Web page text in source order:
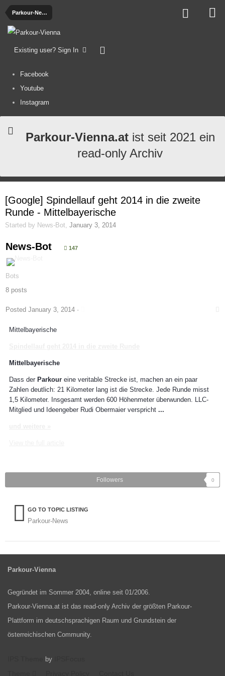
Parkour-News
Existing user? Sign In
Facebook
Youtube
Instagram
Parkour-Vienna.atist seit 2021 ein
read-only Archiv
[Google] Spindellauf geht 2014 in die zweite
Runde - Mittelbayerische
Started by News-Bot January 3, 2014
News-Bot 147
Bots
8 posts
Posted January 3, 2014 ·
Mittelbayerische
Mittelbayerische
Dass der Parkour eine veritable Strecke ist, machen an ein paar
Zahlen deutlich: 21 Kilometer lang ist die Strecke. Jede Runde misst
1,5 Kilometer. Insgesamt werden 600 Höhenmeter überwunden. LLC-
Mitglied und Ideengeber Rudi Obermaier verspricht ...
Followers 0
GO TO TOPIC LISTING
Parkour-News
Parkour-Vienna
Gegründet im Sommer 2004, online seit 01/2006.
Parkour-Vienna.at ist das read-only Archiv der größten Parkour-
Plattform im deutschsprachigen Raum und Grundstein der
österreichischen Community.
by